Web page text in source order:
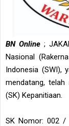
BN Online ;
Nasional
Indonesia (SWI),
mendatang, telah
(SK) Kepanitiaan.
SK Nomor: 002